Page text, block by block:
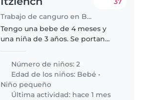
Trabajo de canguro en Barcelona
Tengo una bebe de 4 meses y
una niña de 3 años. Se portan
amigables. Busco un/una
cuidador/a responsable y que
juegue con ellas y se pueda
ocupar de cuidar-las.
Número de niños: 2
Edad de los niños: Bebé •
Niño pequeño
Última actividad: hace 1 mes